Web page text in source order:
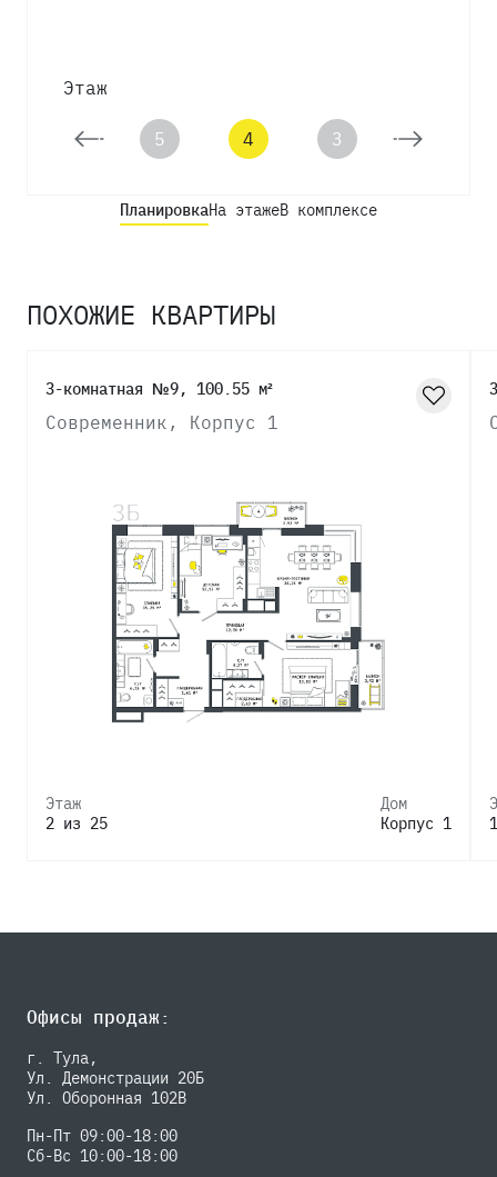
Этаж
6 5 4 3 2
ПланировкаНа этажеВ комплексе
ПОХОЖИЕ КВАРТИРЫ
3-комнатная №9, 100.55 м²
Современник, Корпус 1
Этаж
2 из 25
Дом
Корпус 1
Офисы продаж:
г. Тула,
Ул. Демонстрации 20Б
Ул. Оборонная 102В
Пн-Пт 09:00-18:00
Сб-Вс 10:00-18:00